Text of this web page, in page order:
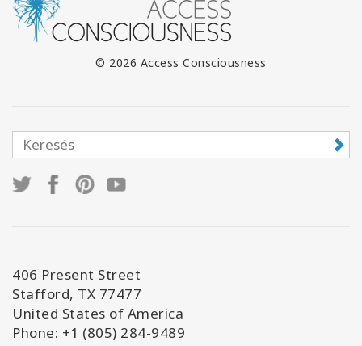
© 2026 Access Consciousness
406 Present Street
Stafford, TX 77477
United States of America
Phone: +1 (805) 284-9489